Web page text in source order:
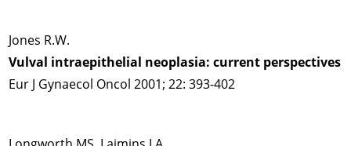
Jones R.W.
Vulval intraepithelial neoplasia: current perspectives
Eur J Gynaecol Oncol 2001; 22: 393-402